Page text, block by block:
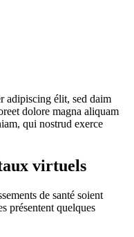
adipiscing élit, sed daim
dolore magna aliquam
qui nostrud exerce
virtuels
de santé soient
présentent quelques